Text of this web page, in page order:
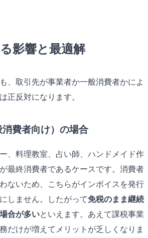
影響と最適解
、取引先が事業者か一般消費者かによ
正反対になります。
費者向け）の場合
、料理教室、占い師、ハンドメイド作
最終消費者であるケースです。消費者
ないため、こちらがインボイスを発行
しません。したがって免税のまま継続
合が多いといえます。あえて課税事業
だけが増えてメリットが乏しくなりま